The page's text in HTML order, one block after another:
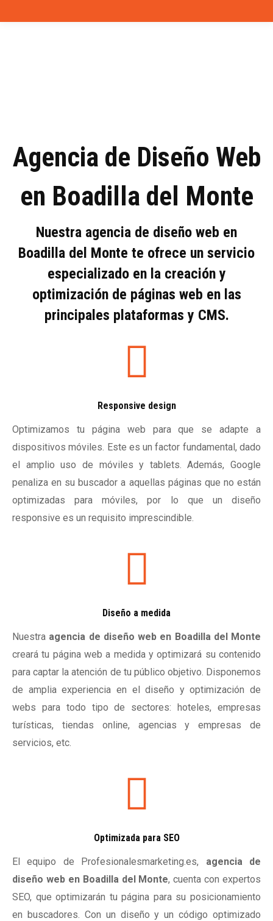
Agencia de Diseño Web
en Boadilla del Monte
Nuestra agencia de diseño web en
Boadilla del Monte te ofrece un servicio
especializado en la creación y
optimización de páginas web en las
principales plataformas y CMS.
Responsive design
Optimizamos tu página web para que se adapte a
dispositivos móviles. Este es un factor fundamental, dado
el amplio uso de móviles y tablets. Además, Google
penaliza en su buscador a aquellas páginas que no están
optimizadas para móviles, por lo que un diseño
responsive es un requisito imprescindible.
Diseño a medida
Nuestra agencia de diseño web en Boadilla del Monte
creará tu página web a medida y optimizará su contenido
para captar la atención de tu público objetivo. Disponemos
de amplia experiencia en el diseño y optimización de
webs para todo tipo de sectores: hoteles, empresas
turísticas, tiendas online, agencias y empresas de
servicios, etc.
Optimizada para SEO
El equipo de Profesionalesmarketing.es, agencia de
diseño web en Boadilla del Monte, cuenta con expertos
SEO, que optimizarán tu página para su posicionamiento
en buscadores. Con un diseño y un código optimizado